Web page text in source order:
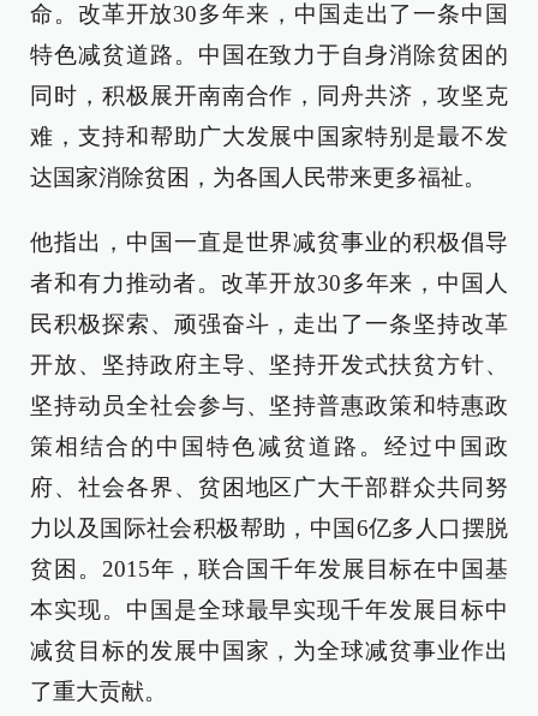
命。改革开放30多年来，中国走出了一条中国
特色减贫道路。中国在致力于自身消除贫困的
同时，积极展开南南合作，同舟共济，攻坚克
难，支持和帮助广大发展中国家特别是最不发
达国家消除贫困，为各国人民带来更多福祉。
他指出，中国一直是世界减贫事业的积极倡导
者和有力推动者。改革开放30多年来，中国人
民积极探索、顽强奋斗，走出了一条坚持改革
开放、坚持政府主导、坚持开发式扶贫方针、
坚持动员全社会参与、坚持普惠政策和特惠政
策相结合的中国特色减贫道路。经过中国政
府、社会各界、贫困地区广大干部群众共同努
力以及国际社会积极帮助，中国6亿多人口摆脱
贫困。2015年，联合国千年发展目标在中国基
本实现。中国是全球最早实现千年发展目标中
减贫目标的发展中国家，为全球减贫事业作出
了重大贡献。